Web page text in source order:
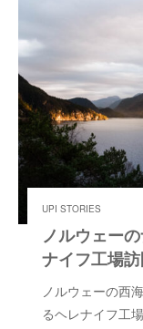
UPI STORIES
ノルウェー
ナイフ工場
ノルウェーの西
るヘレナイフ工